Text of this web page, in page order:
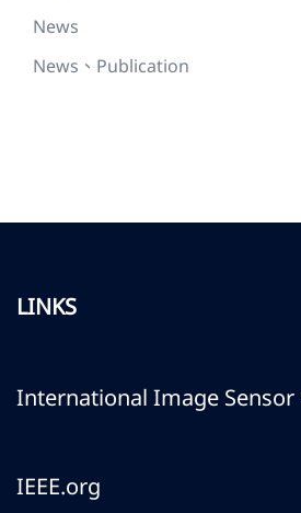
News
News、Publication
LINKS
International Image Sensor
IEEE.org